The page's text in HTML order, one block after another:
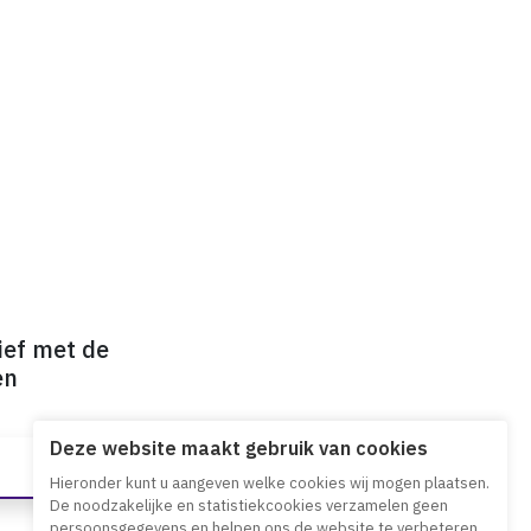
met de
Deze website maakt gebruik van cookies
Hieronder kunt u aangeven welke cookies wij mogen plaatsen.
De noodzakelijke en statistiekcookies verzamelen geen